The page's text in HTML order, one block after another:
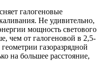
галогеновые
Не удивительно,
мощность светового
чем от галогеновой в 2,5-
газоразрядной
на большее расстояние,